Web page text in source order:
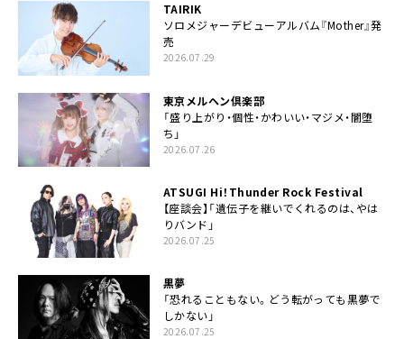
TAIRIK
ソロメジャーデビューアルバム『Mother』発
売
2026.07.29
東京メルヘン倶楽部
「盛り上がり・個性・かわいい・マジメ・闇堕
ち」
2026.07.26
ATSUGI Hi！Thunder Rock Festival
【座談会】「遺伝子を継いでくれるのは、やは
りバンド」
2026.07.25
黒夢
「恐れることもない。どう転がっても黒夢で
しかない」
2026.07.25